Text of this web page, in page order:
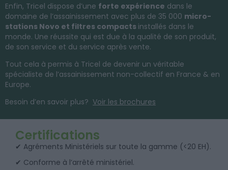
Enfin, Tricel dispose d’une forte expérience dans le
domaine de l’assainissement avec plus de 35 000 micro-
stations Novo et filtres compacts installés dans le
monde. Une réussite qui est due à la qualité de son produit,
de son service et du service après vente.
Tout cela à permis à Tricel de devenir un véritable
spécialiste de l’assainissement non-collectif en France & en
Europe.
Besoin d’en savoir plus? Voir les brochures
Certifications
✔ Agréments Ministériels sur toute la gamme (<20 EH).
✔ Conforme à l’arrêté ministériel.